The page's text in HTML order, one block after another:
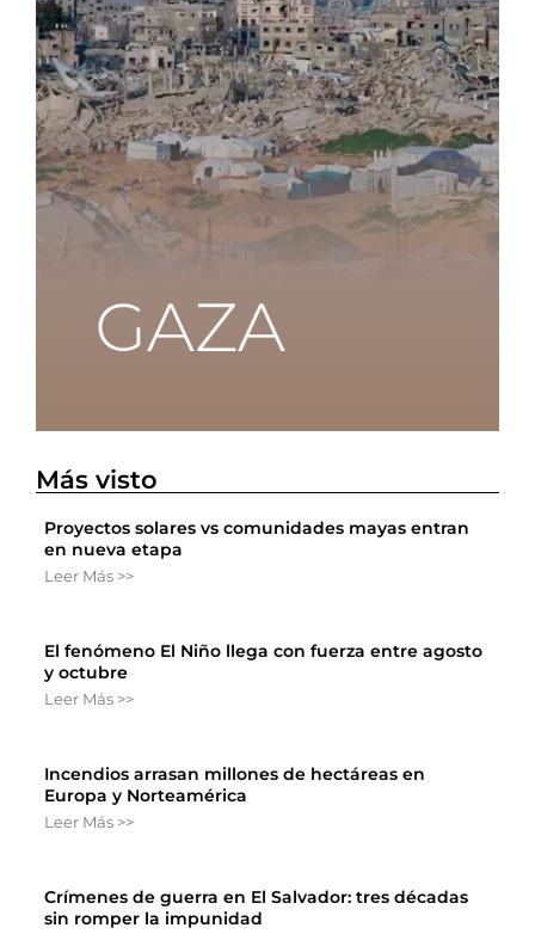
Más visto
Proyectos solares vs comunidades mayas entran
en nueva etapa
Leer Más >>
El fenómeno El Niño llega con fuerza entre agosto
y octubre
Leer Más >>
Incendios arrasan millones de hectáreas en
Europa y Norteamérica
Leer Más >>
Crímenes de guerra en El Salvador: tres décadas
sin romper la impunidad